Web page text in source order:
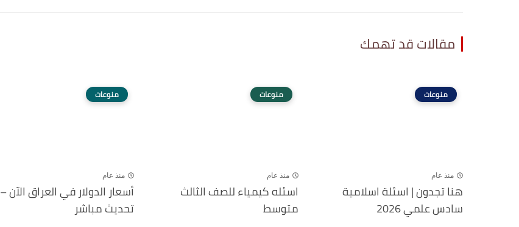
مقالات قد تهمك
منوعات
منذ عام
هنا تجدون | اسئلة اسلامية
سادس علمي 2026
منوعات
منذ عام
اسئله كيمياء للصف الثالث
متوسط
منوعات
منذ عام
أسعار الدولار في العراق الآن –
تحديث مباشر